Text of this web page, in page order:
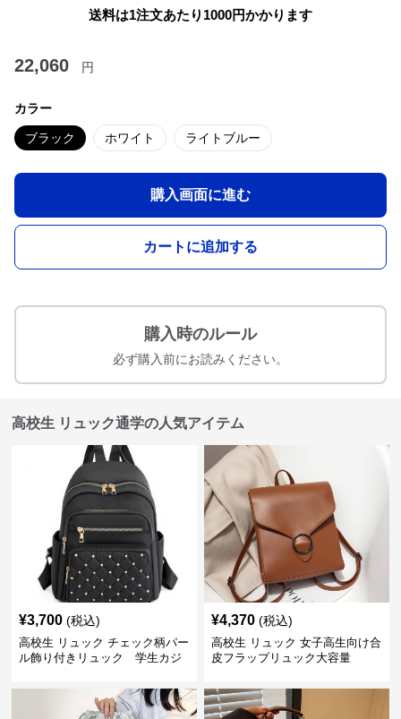
送料は1注文あたり 1000円かかります
22,060 円
カラー
ブラック ホワイト ライトブルー
購入画面に進む
カートに追加する
購入時のルール
必ず購入前にお読みください。
高校生 リュック通学の人気アイテム
¥3,700 (税込)
高校生 リュック チェック柄パー
ル飾り付きリュック 学生カジ
¥4,370 (税込)
高校生 リュック 女子高生向け合
皮フラップリュック大容量